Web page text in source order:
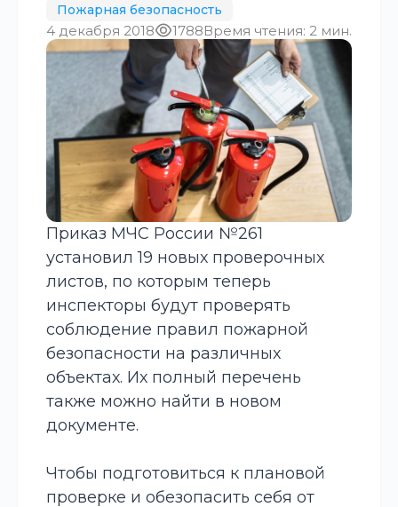
Пожарная безопасность
4 декабря 2018 1788Время чтения: 2 мин.
Приказ МЧС России №261
установил 19 новых проверочных
листов, по которым теперь
инспекторы будут проверять
соблюдение правил пожарной
безопасности на различных
объектах. Их полный перечень
также можно найти в новом
документе.
Чтобы подготовиться к плановой
проверке и обезопасить себя от